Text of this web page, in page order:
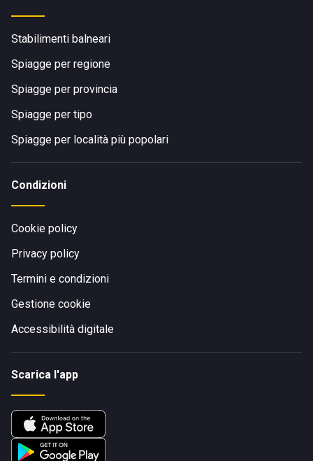
Stabilimenti balneari
Spiagge per regione
Spiagge per provincia
Spiagge per tipo
Spiagge per località più popolari
Condizioni
Cookie policy
Privacy policy
Termini e condizioni
Gestione cookie
Accessibilità digitale
Scarica l'app